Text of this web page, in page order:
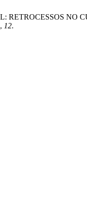
RETROCESSOS NO
, 12.